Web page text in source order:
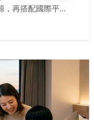
再搭配國際平…